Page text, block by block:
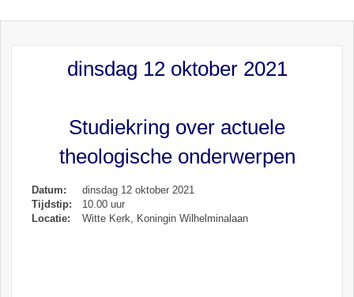
dinsdag 12 oktober 2021
Studiekring over actuele
theologische onderwerpen
Datum:
dinsdag 12 oktober 2021
Tijdstip:
10.00 uur
Locatie:
Witte Kerk, Koningin Wilhelminalaan